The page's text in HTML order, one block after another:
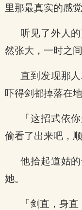
里那最真实的感觉
听见了外人
然张大，一时之
直到发现那
吓得剑都掉落在
「这招式依
偷看了出来吧，
他拾起道姑
她。
「剑直，身